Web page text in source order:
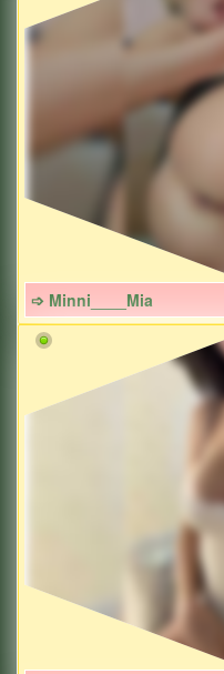
➩ Minni____Mia